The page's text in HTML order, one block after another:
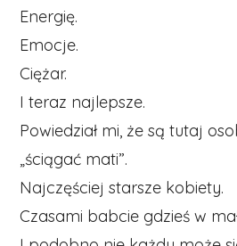
Energię.
Emocje.
Ciężar.
I teraz najlepsze.
Powiedział mi, że są tutaj
„ściągać mati”.
Najczęściej starsze kobiety.
Czasami babcie gdzieś w